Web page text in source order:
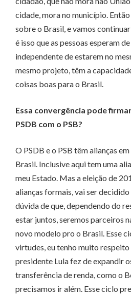
cidade, mora no município.
sobre o Brasil, e vamos
é isso que as pessoas esperam
independente de estarem no
mesmo projeto, têm a
coisas boas para o Brasil.
Essa convergência pode
PSDB com o PSB?
O PSDB e o PSB têm alianças
Brasil. Inclusive aqui tem uma
meu Estado. Mas a eleição de
alianças formais, vai ser
dúvida de que, dependendo do
estar juntos, seremos parceiros
novo modelo pro o Brasil. Esse
virtudes, eu tenho muito
presidente Lula fez de expandir
transferência de renda, como o
precisamos ir além. Esse ciclo